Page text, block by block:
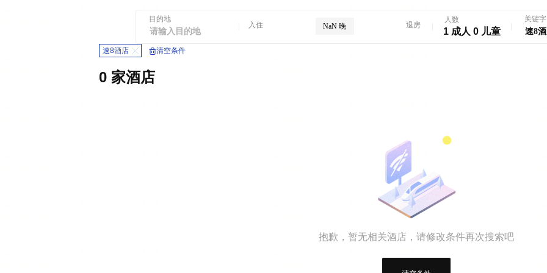
目的地
入住 NaN 晚 退房
人数
1 成人 0 儿童
关键字
速8酒店 清空条件
0 家酒店
抱歉，暂无相关酒店，请修改条件再次搜索吧